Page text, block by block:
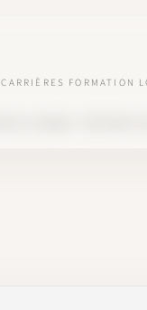
CARRIÈRES FORMATION